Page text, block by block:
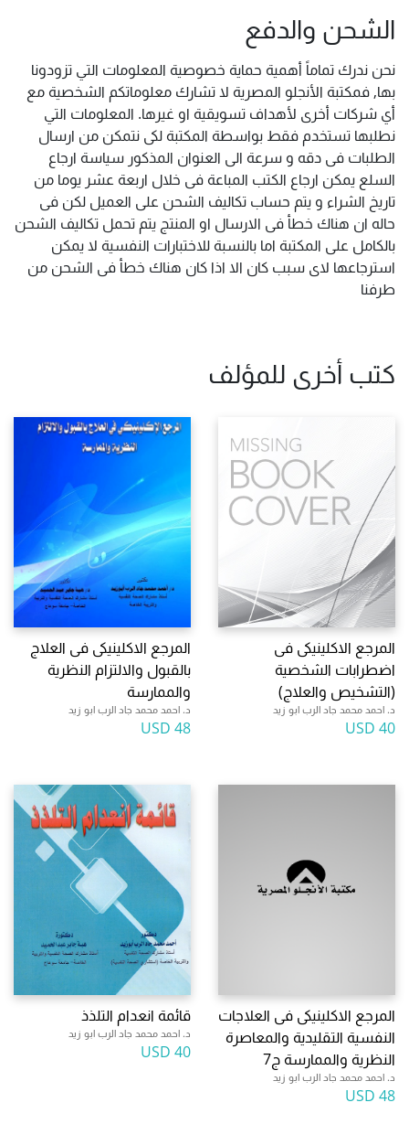
الشحن والدفع
نحن ندرك تماماً أهمية حماية خصوصية المعلومات التي تزودونا
بها, فمكتبة الأنجلو المصرية لا تشارك معلوماتكم الشخصية مع
أي شركات أخرى لأهداف تسويقية او غيرها. المعلومات التي
نطلبها تستخدم فقط بواسطة المكتبة لكى نتمكن من ارسال
الطلبات فى دقه و سرعة الى العنوان المذكور سياسة ارجاع
السلع يمكن ارجاع الكتب المباعة فى خلال اربعة عشر يوما من
تاريخ الشراء و يتم حساب تكاليف الشحن على العميل لكن فى
حاله ان هناك خطأ فى الارسال او المنتج يتم تحمل تكاليف الشحن
بالكامل على المكتبة اما بالنسبة للاختبارات النفسية لا يمكن
استرجاعها لاى سبب كان الا اذا كان هناك خطأ فى الشحن من
طرفنا
كتب أخرى للمؤلف
المرجع الاكلينيكى فى
اضطرابات الشخصية
(التشخيص والعلاج)
د. احمد محمد جاد الرب ابو زيد
40 USD
المرجع الاكلينيكى فى العلاج
بالقبول والالتزام النظرية
والممارسة
د. احمد محمد جاد الرب ابو زيد
48 USD
المرجع الاكلينيكى فى العلاجات
النفسية التقليدية والمعاصرة
النظرية والممارسة ج7
د. احمد محمد جاد الرب ابو زيد
48 USD
قائمة انعدام التلذذ
د. احمد محمد جاد الرب ابو زيد
40 USD